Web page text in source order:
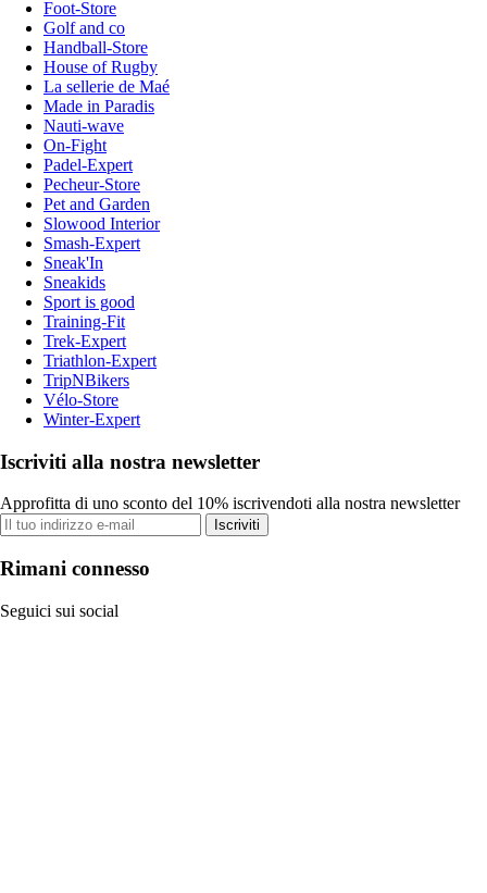
Foot-Store
Golf and co
Handball-Store
House of Rugby
La sellerie de Maé
Made in Paradis
Nauti-wave
On-Fight
Padel-Expert
Pecheur-Store
Pet and Garden
Slowood Interior
Smash-Expert
Sneak'In
Sneakids
Sport is good
Training-Fit
Trek-Expert
Triathlon-Expert
TripNBikers
Vélo-Store
Winter-Expert
Iscriviti alla nostra newsletter
Approfitta di uno sconto del 10% iscrivendoti alla nostra newsletter
Iscriviti
Rimani connesso
Seguici sui social